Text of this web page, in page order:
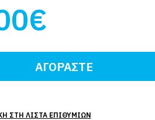
ΣΤΗ ΛΊΣΤΑ ΕΠΙΘΥΜΙΏΝ